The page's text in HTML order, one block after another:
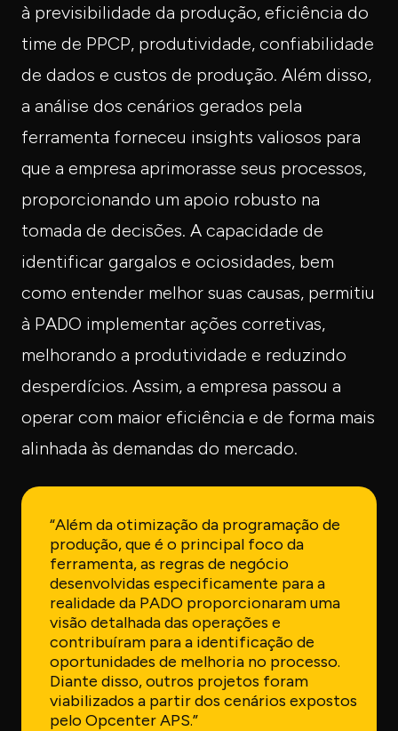
à previsibilidade da produção, eficiência do
time de PPCP, produtividade, confiabilidade
de dados e custos de produção. Além disso,
a análise dos cenários gerados pela
ferramenta forneceu insights valiosos para
que a empresa aprimorasse seus processos,
proporcionando um apoio robusto na
tomada de decisões. A capacidade de
identificar gargalos e ociosidades, bem
como entender melhor suas causas, permitiu
à PADO implementar ações corretivas,
melhorando a produtividade e reduzindo
desperdícios. Assim, a empresa passou a
operar com maior eficiência e de forma mais
alinhada às demandas do mercado.
“Além da otimização da programação de
produção, que é o principal foco da
ferramenta, as regras de negócio
desenvolvidas especificamente para a
realidade da PADO proporcionaram uma
visão detalhada das operações e
contribuíram para a identificação de
oportunidades de melhoria no processo.
Diante disso, outros projetos foram
viabilizados a partir dos cenários expostos
pelo Opcenter APS.”